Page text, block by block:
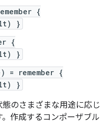
{
}
{
}
= remember {
}
のさまざまな用途に応じ
作成するコンポーザブル